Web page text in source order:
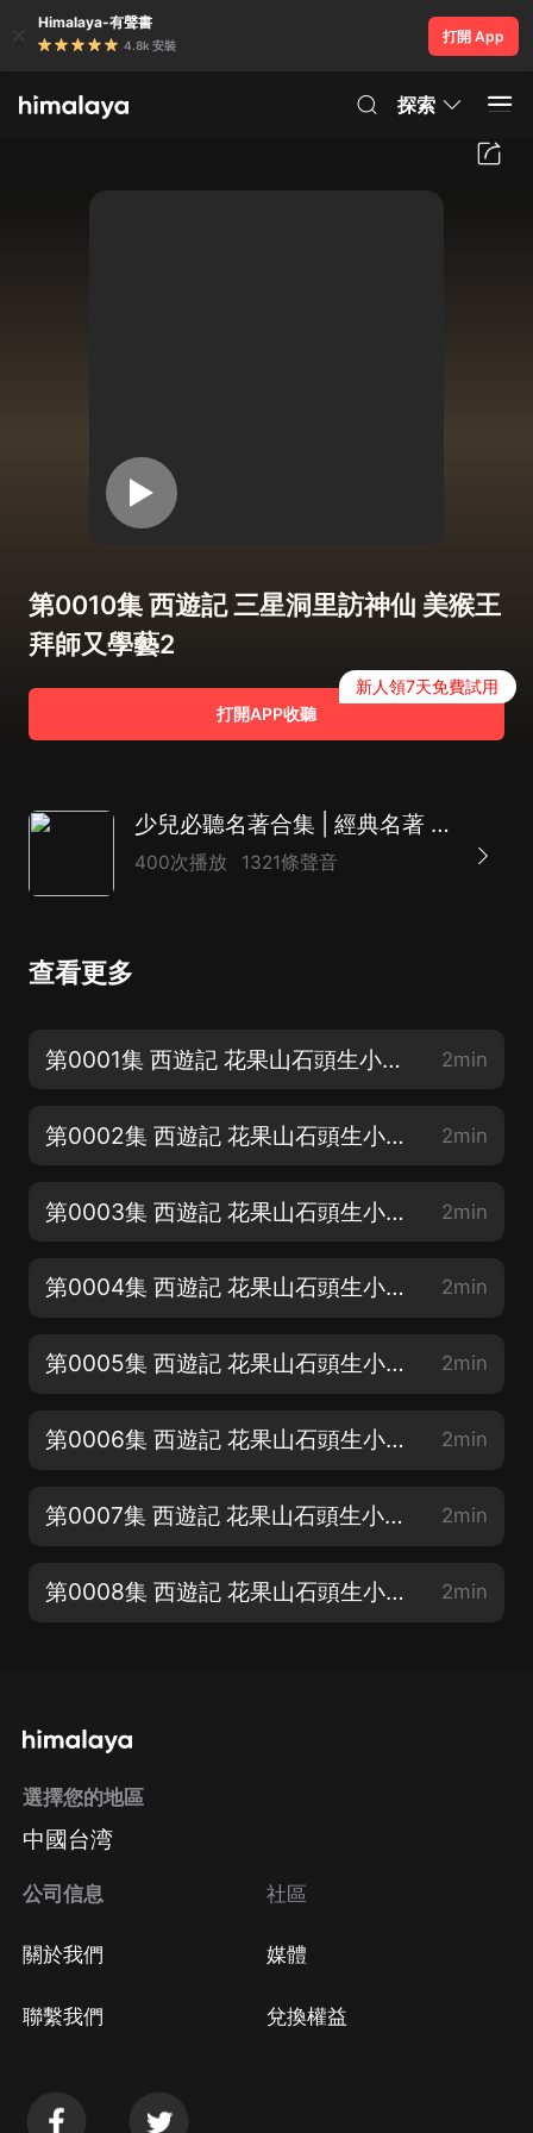
Himalaya-有聲書
4.8k 安裝
打開 App
探索
第0010集 西遊記 三星洞里訪神仙 美猴王
拜師又學藝2
打開APP收聽
新人領7天免費試用
少兒必聽名著合集 | 經典名著 | 神話故事
400次播放 1321條聲音
查看更多
第0001集 西遊記 花果山石頭生小猴 水簾洞自封美猴王1 2min
第0002集 西遊記 花果山石頭生小猴 水簾洞自封美猴王2 2min
第0003集 西遊記 花果山石頭生小猴 水簾洞自封美猴王3 2min
第0004集 西遊記 花果山石頭生小猴 水簾洞自封美猴王4 2min
第0005集 西遊記 花果山石頭生小猴 水簾洞自封美猴王5 2min
第0006集 西遊記 花果山石頭生小猴 水簾洞自封美猴王6 2min
第0007集 西遊記 花果山石頭生小猴 水簾洞自封美猴王7 2min
第0008集 西遊記 花果山石頭生小猴 水簾洞自封美猴王8 2min
選擇您的地區
中國台湾
公司信息
關於我們
聯繫我們
社區
媒體
兌換權益